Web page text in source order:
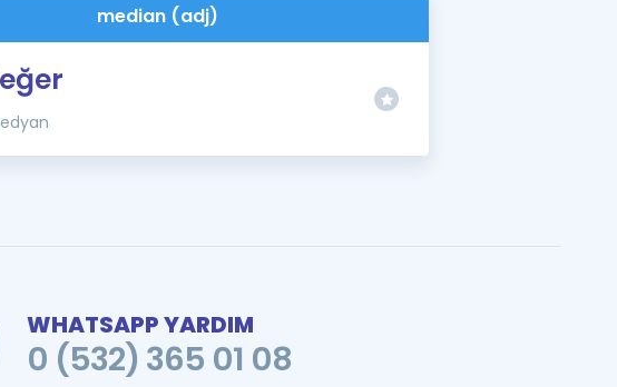
median (adj)
WHATSAPP YARDIM
0 (532) 365 01 08